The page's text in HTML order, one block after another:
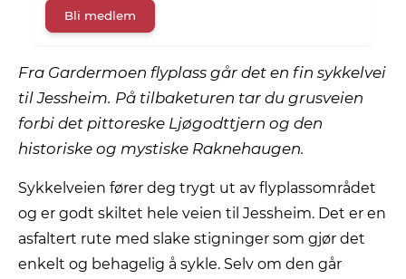
Bli medlem
Fra Gardermoen flyplass går det en fin sykkelvei
til Jessheim. På tilbaketuren tar du grusveien
forbi det pittoreske Ljøgodttjern og den
historiske og mystiske Raknehaugen.
Sykkelveien fører deg trygt ut av flyplassområdet
og er godt skiltet hele veien til Jessheim. Det er en
asfaltert rute med slake stigninger som gjør det
enkelt og behagelig å sykle. Selv om den går